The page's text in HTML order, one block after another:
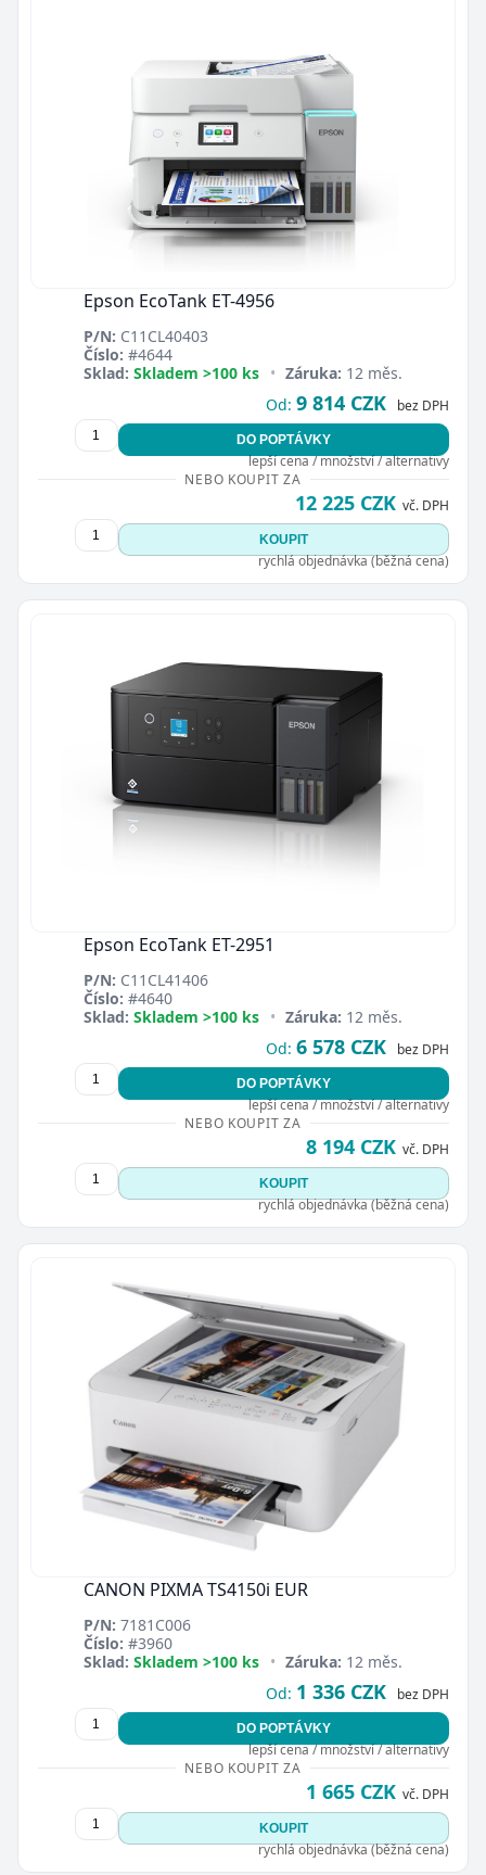
Epson EcoTank ET-4956
P/N: C11CL40403
Číslo: #4644
Sklad: Skladem >100 ks • Záruka: 12 měs.
Od: 9 814 CZK bez DPH
DO POPTÁVKY
lepší cena / množství / alternativy
NEBO KOUPIT ZA
12 225 CZK vč. DPH
KOUPIT
rychlá objednávka (běžná cena)
Epson EcoTank ET-2951
P/N: C11CL41406
Číslo: #4640
Sklad: Skladem >100 ks • Záruka: 12 měs.
Od: 6 578 CZK bez DPH
DO POPTÁVKY
lepší cena / množství / alternativy
NEBO KOUPIT ZA
8 194 CZK vč. DPH
KOUPIT
rychlá objednávka (běžná cena)
CANON PIXMA TS4150i EUR
P/N: 7181C006
Číslo: #3960
Sklad: Skladem >100 ks • Záruka: 12 měs.
Od: 1 336 CZK bez DPH
DO POPTÁVKY
lepší cena / množství / alternativy
NEBO KOUPIT ZA
1 665 CZK vč. DPH
KOUPIT
rychlá objednávka (běžná cena)